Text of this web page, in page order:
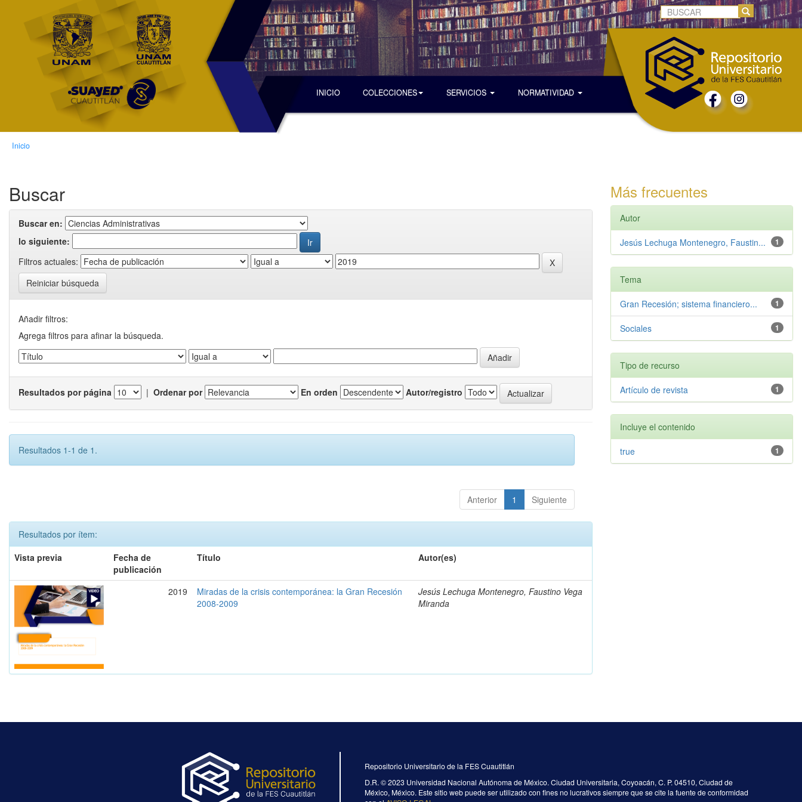
INICIO COLECCIONES SERVICIOS NORMATIVIDAD
Inicio
Buscar
Buscar en:
lo siguiente:
Filtros actuales:
Reiniciar búsqueda
Añadir filtros:
Agrega filtros para afinar la búsqueda.
Resultados por página | Ordenar por En orden Autor/registro
Resultados 1-1 de 1.
Anterior 1 Siguiente
Resultados por ítem:
Vista previa
Fecha de
publicación
Título Autor(es)
2019
Miradas de la crisis contemporánea: la Gran Recesión
2008-2009
Jesús Lechuga Montenegro, Faustino Vega
Miranda
Más frecuentes
Autor
1
Jesús Lechuga Montenegro, Faustin...
Tema
1
Gran Recesión; sistema financiero...
1
Sociales
Tipo de recurso
1
Artículo de revista
Incluye el contenido
1
true
Repositorio Universitario de la FES Cuautitlán
D.R. ©2023 Universidad Nacional Autónoma de México. Ciudad Universitaria, Coyoacán, C. P. 04510, Ciudad de
México, México. Este sitio web puede ser utilizado con fines no lucrativos siempre que se cite la fuente de conformidad